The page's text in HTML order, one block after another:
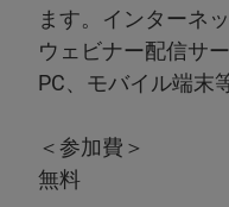
ます。インターネ
ウェビナー配信サ
PC、モバイル端末
＜参加費＞
無料